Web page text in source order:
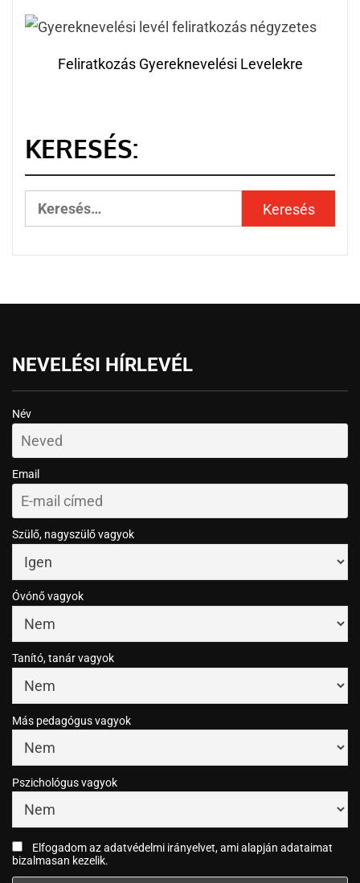
Feliratkozás Gyereknevelési Levelekre
KERESÉS:
NEVELÉSI HÍRLEVÉL
Név
Email
Szülő, nagyszülő vagyok
Óvónő vagyok
Tanító, tanár vagyok
Más pedagógus vagyok
Pszichológus vagyok
Elfogadom az adatvédelmi irányelvet, ami alapján adataimat
bizalmasan kezelik.